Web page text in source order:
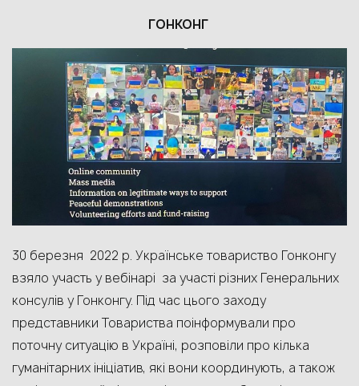
ГОНКОНГ
30 березня 2022 р. Українське товариство Гонконгу
взяло участь у вебінарі за участі різних Генеральних
консулів у Гонконгу. Під час цього заходу
представники Товариства поінформували про
поточну ситуацію в Україні, розповіли про кілька
гуманітарних ініціатив, які вони координують, а також